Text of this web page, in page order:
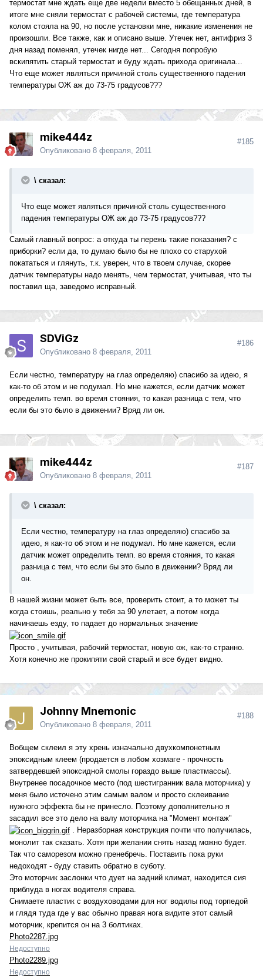
термостат мне ждать еще две недели вместо 5 обещанных дней, в
итоге мне сняли термостат с рабочей системы, где температура
колом стояла на 90, но после установки мне, никакие изменения не
произошли. Все также, как и описано выше. Утечек нет, антифриз 3
дня назад поменял, утечек нигде нет... Сегодня попробую
вскипятить старый термостат и буду ждать прихода оригинала...
Что еще может являться причиной столь существенного падения
температуры ОЖ аж до 73-75 градусов???
mike444z
Опубликовано 8 февраля, 2011
#185
\ сказал:
Что еще может являться причиной столь существенного
падения температуры ОЖ аж до 73-75 градусов???
Самый главный вопрос: а откуда ты пережь такие показания? с
приборки? если да, то думаю было бы не плохо со старухой
покататься и глянуть, т.к. уверен, что в твоем случае, скорее
датчик температуры надо менять, чем термостат, учитывая, что ты
поставил ща, заведомо исправный.
SDViGz
Опубликовано 8 февраля, 2011
#186
Если честно, температуру на глаз определяю) спасибо за идею, я
как-то об этом и не подумал. Но мне кажется, если датчик может
определить темп. во время стояния, то какая разница с тем, что
если бы это было в движении? Вряд ли он.
mike444z
Опубликовано 8 февраля, 2011
#187
\ сказал:
Если честно, температуру на глаз определяю) спасибо за
идею, я как-то об этом и не подумал. Но мне кажется, если
датчик может определить темп. во время стояния, то какая
разница с тем, что если бы это было в движении? Вряд ли
он.
В нашей жизни может быть все, проверить стоит, а то может ты
когда стоишь, реально у тебя за 90 улетает, а потом когда
начинаешь езду, то падает до нормальных значение
Просто , учитывая, рабочий термостат, новую ож, как-то странно.
Хотя конечно же прокипяти свой старый и все будет видно.
Johnny Mnemonic
Опубликовано 8 февраля, 2011
#188
Вобщем склеил я эту хрень изначально двухкомпонетным
эпоксидным клеем (продается в лобом хозмаге - прочность
затвердевшей эпоксидной смолы гораздо выше пластмассы).
Внутренее посадочное место (под шестигранник вала моторчика) у
меня было источено этим самым валом и просто склеивание
нужного эффекта бы не принесло. Поэтому дополнительно я
засадил все это дело на валу моторчика на "Момент монтаж"
. Неразборная конструкция почти что получилась,
монолит так сказать. Хотя при желании снять назад можно будет.
Так что саморезом можно пренебречь. Поставить пока руки
недоходят - буду ставить обратно в суботу.
Это моторчик заслонки что дует на задний климат, находится сия
приблуда в ногах водителя справа.
Снимаете пластик с воздуховодами для ног водилы под торпедой
и глядя туда где у вас обычно правая нога видите этот самый
моторчик, крепится он на 3 болтиках.
Photo2287.jpg
Недоступно
Photo2289.jpg
Недоступно